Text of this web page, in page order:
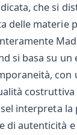
che si
delle materie
si basa su un
con
costruttiva
interpreta la
di autenticità